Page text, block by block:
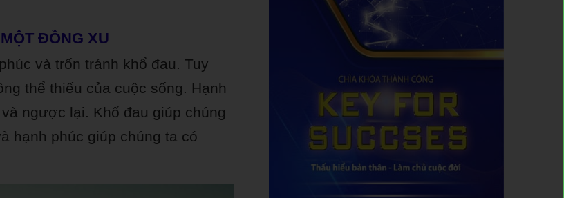
ĐỒNG XU
và trốn tránh khổ đau. Tuy
thể thiếu của cuộc sống. Hạnh
ngược lại. Khổ đau giúp chúng
hạnh phúc giúp chúng ta có